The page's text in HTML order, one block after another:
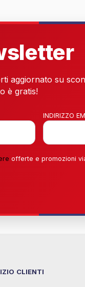
aggiornato su
è gratis!
INDIRIZZO
offerte e promozioni
CLIENTI